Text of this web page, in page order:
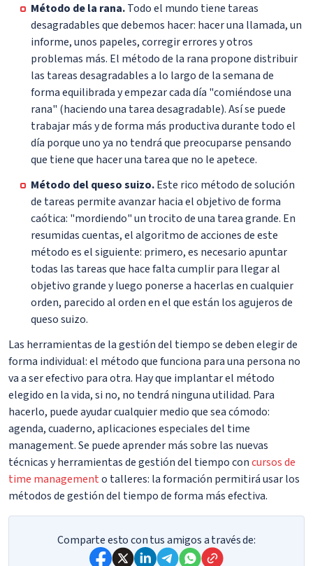
Método de la rana.Todo el mundo tiene tareas
desagradables que debemos hacer: hacer una llamada, un
informe, unos papeles, corregir errores y otros
problemas más. El método de la rana propone distribuir
las tareas desagradables a lo largo de la semana de
forma equilibrada y empezar cada día "comiéndose una
rana" (haciendo una tarea desagradable). Así se puede
trabajar más y de forma más productiva durante todo el
día porque uno ya no tendrá que preocuparse pensando
que tiene que hacer una tarea que no le apetece.
Método del queso suizo.Este rico método de solución
de tareas permite avanzar hacia el objetivo de forma
caótica: "mordiendo" un trocito de una tarea grande. En
resumidas cuentas, el algoritmo de acciones de este
método es el siguiente: primero, es necesario apuntar
todas las tareas que hace falta cumplir para llegar al
objetivo grande y luego ponerse a hacerlas en cualquier
orden, parecido al orden en el que están los agujeros de
queso suizo.
Las herramientas de la gestión del tiempo se deben elegir de
forma individual: el método que funciona para una persona no
va a ser efectivo para otra. Hay que implantar el método
elegido en la vida, si no, no tendrá ninguna utilidad. Para
hacerlo, puede ayudar cualquier medio que sea cómodo:
agenda, cuaderno, aplicaciones especiales del time
management. Se puede aprender más sobre las nuevas
técnicas y herramientas de gestión del tiempo concursos de
time managemento talleres: la formación permitirá usar los
métodos de gestión del tiempo de forma más efectiva.
Comparte esto con tus amigos a través de: